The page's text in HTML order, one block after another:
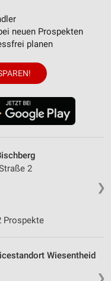
neuen Prospekten
planen
❯
2
Prospekte
❯
Wiesentheid